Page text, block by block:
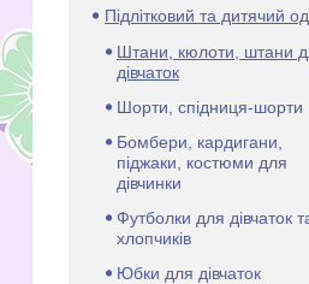
Підлітковий та дитячий
Штани, кюлоти, штани
дівчаток
Шорти, спідниця-шорти
Бомбери, кардигани,
піджаки, костюми для
дівчинки
Футболки для дівчаток
хлопчиків
Юбки для дівчаток